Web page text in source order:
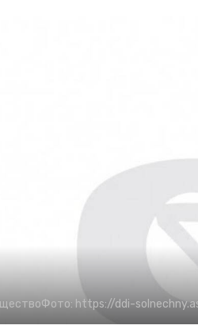
Фото: https://ddi-